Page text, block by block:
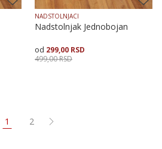
NADSTOLNJACI
Nadstolnjak Jednobojan
299,00 RSD
499,00RSD
1 2